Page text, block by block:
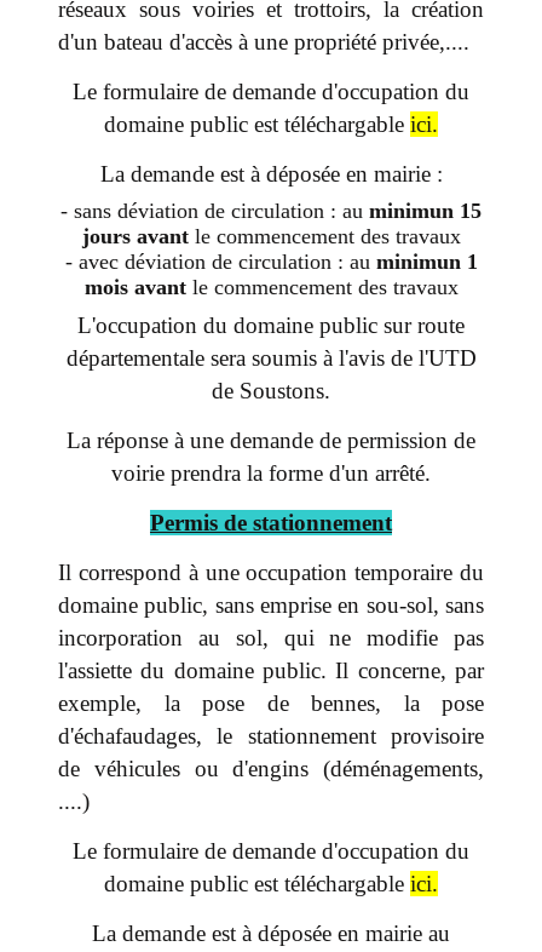
réseaux sous voiries et trottoirs, la création
d'un bateau d'accès à une propriété privée,....
Le formulaire de demande d'occupation du
domaine public est téléchargable ici.
La demande est à déposée en mairie :
- sans déviation de circulation : au minimun 15
jours avantle commencement des travaux
- avec déviation de circulation : au minimun 1
mois avantle commencement des travaux
L'occupation du domaine public sur route
départementale sera soumis à l'avis de l'UTD
de Soustons.
La réponse à une demande de permission de
voirie prendra la forme d'un arrêté.
Permis de stationnement
Il correspond à une occupation temporaire du
domaine public, sans emprise en sou-sol, sans
incorporation au sol, qui ne modifie pas
l'assiette du domaine public. Il concerne, par
exemple, la pose de bennes, la pose
d'échafaudages, le stationnement provisoire
de véhicules ou d'engins (déménagements,
....)
Le formulaire de demande d'occupation du
domaine public est téléchargable ici.
La demande est à déposée en mairie au